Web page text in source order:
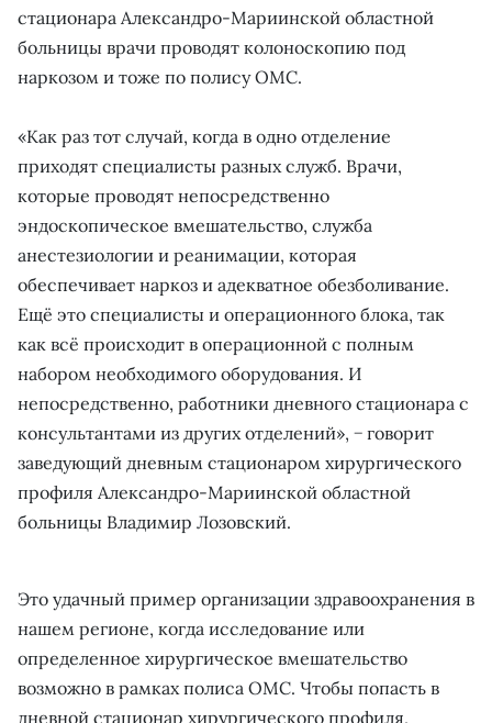
стационара Александро-Мариинской областной
больницы врачи проводят колоноскопию под
наркозом и тоже по полису ОМС.
«Как раз тот случай, когда в одно отделение
приходят специалисты разных служб. Врачи,
которые проводят непосредственно
эндоскопическое вмешательство, служба
анестезиологии и реанимации, которая
обеспечивает наркоз и адекватное обезболивание.
Ещё это специалисты и операционного блока, так
как всё происходит в операционной с полным
набором необходимого оборудования. И
непосредственно, работники дневного стационара с
консультантами из других отделений», − говорит
заведующий дневным стационаром хирургического
профиля Александро-Мариинской областной
больницы Владимир Лозовский.
Это удачный пример организации здравоохранения в
нашем регионе, когда исследование или
определенное хирургическое вмешательство
возможно в рамках полиса ОМС. Чтобы попасть в
дневной стационар хирургического профиля,